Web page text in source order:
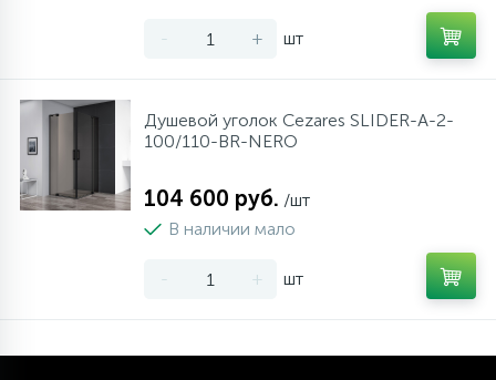
- + шт
Душевой уголок Cezares SLIDER-A-2-
100/110-BR-NERO
104 600 руб. /шт
В наличии мало
- + шт